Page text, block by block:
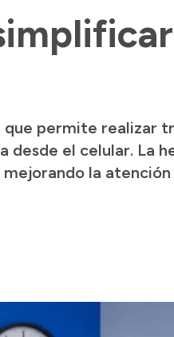
que permite realizar
desde el celular. La
la atención